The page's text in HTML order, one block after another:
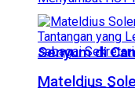
Senyum di
Mateldius